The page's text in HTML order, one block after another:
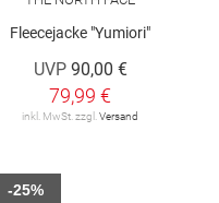
Fleecejacke "Yumiori"
UVP 90,00 €
79,99 €
inkl. MwSt. zzgl. Versand
-25%